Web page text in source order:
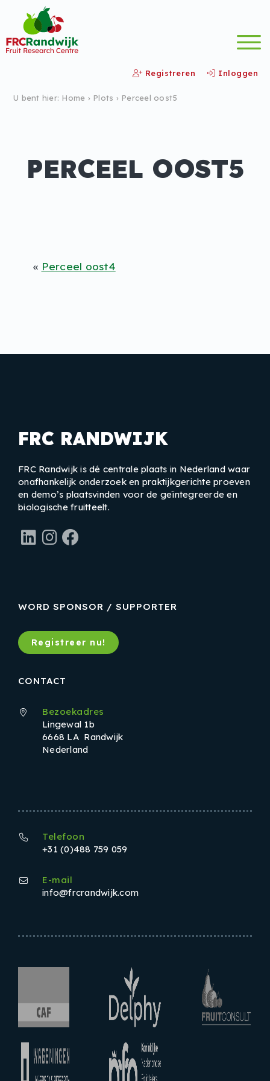
Registreren Inloggen
U bent hier: Home › Plots › Perceel oost5
PERCEEL OOST5
« Perceel oost4
FRC RANDWIJK
FRC Randwijk is dé centrale plaats in Nederland waar
onafhankelijk onderzoek en praktijkgerichte proeven
en demo’s plaatsvinden voor de geïntegreerde en
biologische fruitteelt.
LinkedIn
Instagram
CONTACT
Bezoekadres
Lingewal 1b
6668 LA Randwijk
Nederland
Telefoon
+31 (0)488 759 059
E-mail
info@frcrandwijk.com
WORD SPONSOR / SUPPORTER
Registreer nu!